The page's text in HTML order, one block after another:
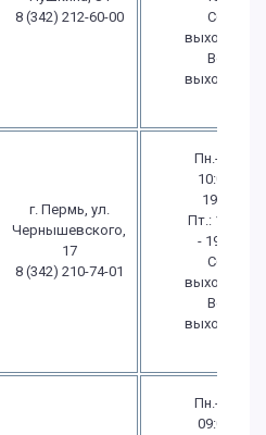
8 (342) 212-60-00
Сб.:
выходной
Вс.:
выходной
г. Пермь, ул.
Чернышевского,
17
8 (342) 210-74-01
Пн.-Чт.:
10:00 -
19:00
Пт.: 10:00
- 19:00
Сб.:
выходной
Вс.:
выходной
Пн.-Чт.:
09:00 -